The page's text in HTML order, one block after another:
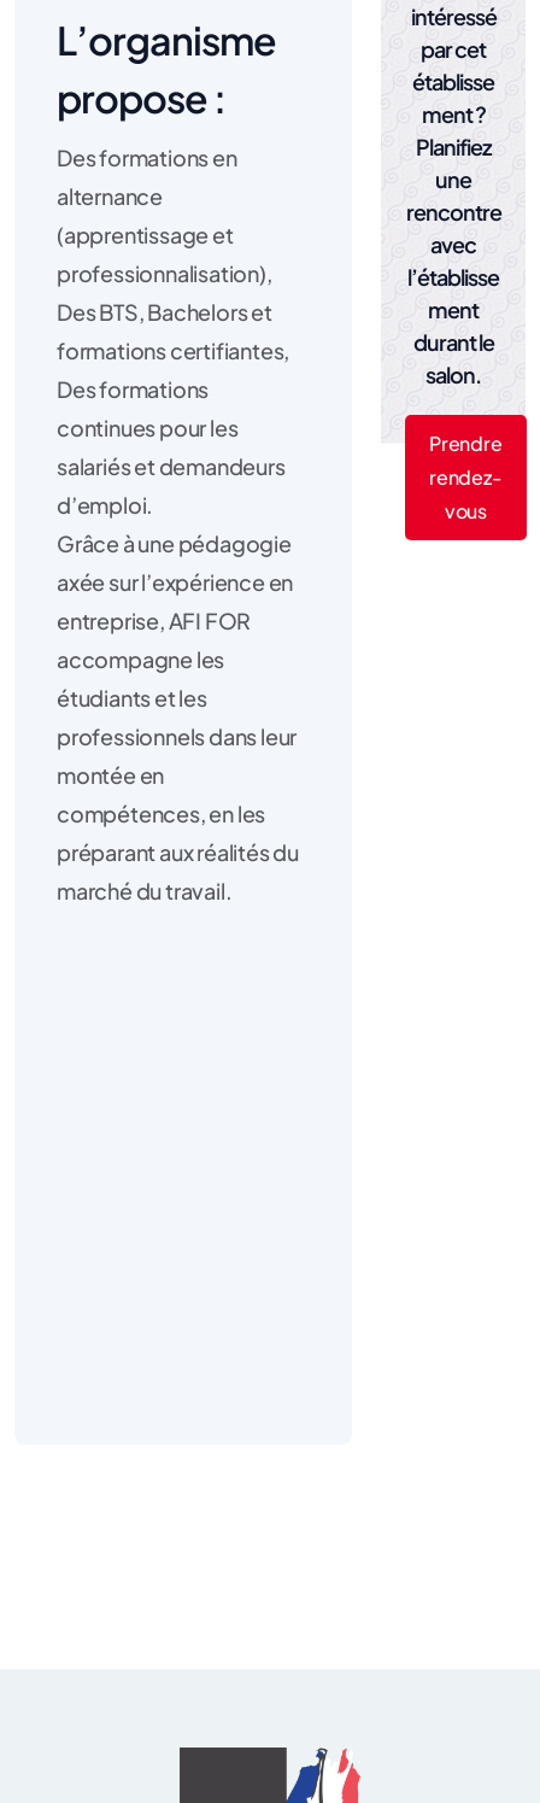
L’organisme
propose :
Des formations en
alternance
(apprentissage et
professionnalisation),
Des BTS, Bachelors et
formations certifiantes,
Des formations
continues pour les
salariés et demandeurs
d’emploi.
Grâce à une pédagogie
axée sur l’expérience en
entreprise, AFI FOR
accompagne les
étudiants et les
professionnels dans leur
montée en
compétences, en les
préparant aux réalités du
marché du travail.
intéressé
par cet
établisse
ment ?
Planifiez
une
rencontre
avec
l’établisse
ment
durant le
salon.
Prendre
rendez-
vous